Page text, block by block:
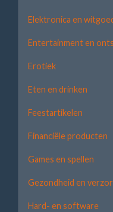
Elektronica en
Entertainment en
Erotiek
Eten en drinken
Feestartikelen
Financiële producten
Games en spellen
Gezondheid en
Hard- en software